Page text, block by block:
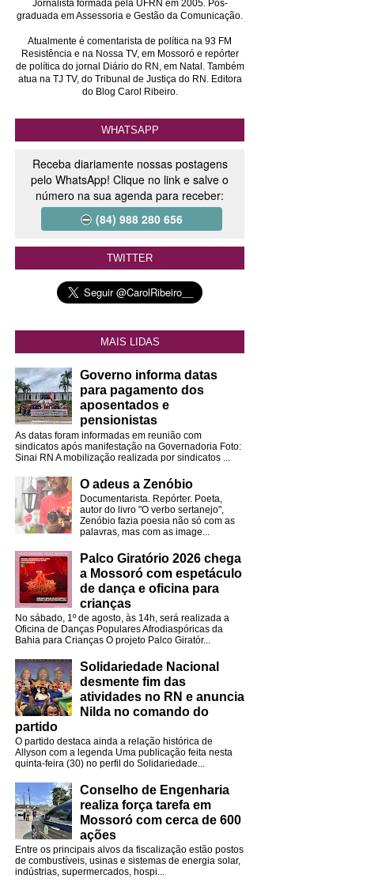
Jornalista formada pela UFRN em 2005. Pós-
graduada em Assessoria e Gestão da Comunicação.
Atualmente é comentarista de política na 93 FM
Resistência e na Nossa TV, em Mossoró e repórter
de política do jornal Diário do RN, em Natal. Também
atua na TJ TV, do Tribunal de Justiça do RN. Editora
do Blog Carol Ribeiro.
WHATSAPP
Receba diariamente nossas postagens
pelo WhatsApp! Clique no link e salve o
número na sua agenda para receber:
(84) 988 280 656
TWITTER
MAIS LIDAS
Governo informa datas
para pagamento dos
aposentados e
pensionistas
As datas foram informadas em reunião com
sindicatos após manifestação na Governadoria Foto:
Sinai RN A mobilização realizada por sindicatos ...
O adeus a Zenóbio
Documentarista. Repórter. Poeta,
autor do livro "O verbo sertanejo",
Zenóbio fazia poesia não só com as
palavras, mas com as image...
Palco Giratório 2026 chega
a Mossoró com espetáculo
de dança e oficina para
crianças
No sábado, 1º de agosto, às 14h, será realizada a
Oficina de Danças Populares Afrodiaspóricas da
Bahia para Crianças O projeto Palco Giratór...
Solidariedade Nacional
desmente fim das
atividades no RN e anuncia
Nilda no comando do
partido
O partido destaca ainda a relação histórica de
Allyson com a legenda Uma publicação feita nesta
quinta-feira (30) no perfil do Solidariedade...
Conselho de Engenharia
realiza força tarefa em
Mossoró com cerca de 600
ações
Entre os principais alvos da fiscalização estão postos
de combustíveis, usinas e sistemas de energia solar,
indústrias, supermercados, hospi...